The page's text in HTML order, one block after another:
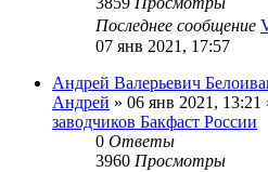
Последнее сообщение
07 янв 2021, 17:57
Андрей Валерьевич
Андрей » 06 янв 2021, 13:21
заводчиков Бакфаст России
0 Ответы
3960 Просмотры